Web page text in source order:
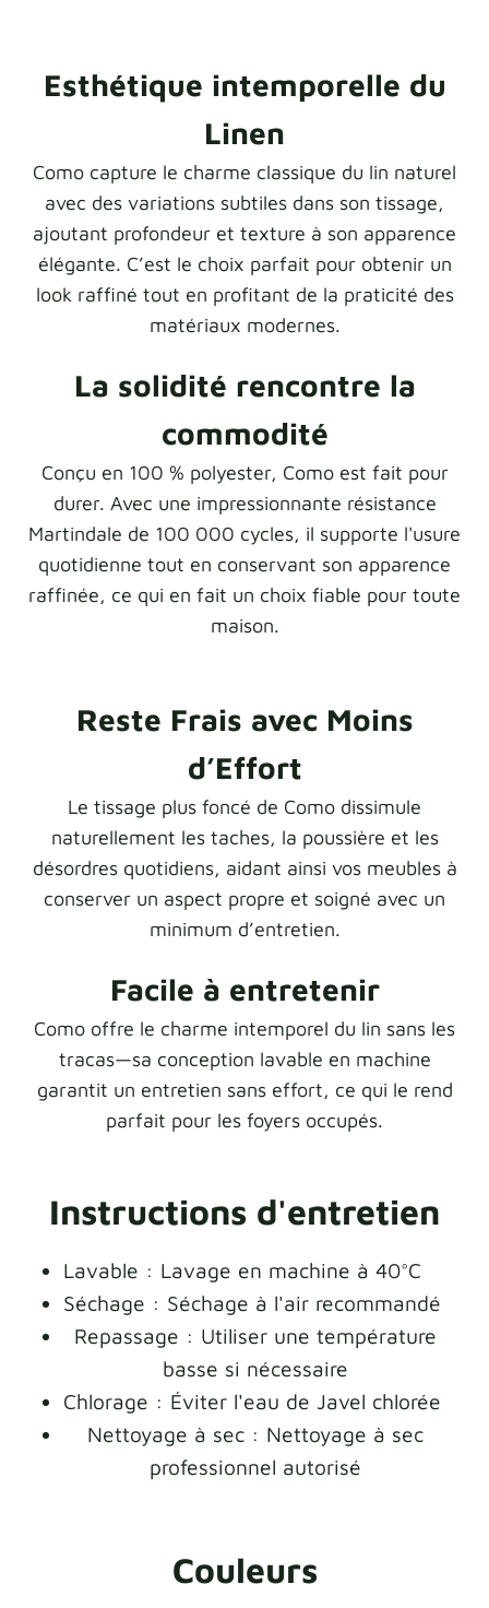
Esthétique intemporelle du
Linen
Como capture le charme classique du lin naturel
avec des variations subtiles dans son tissage,
ajoutant profondeur et texture à son apparence
élégante. C’est le choix parfait pour obtenir un
look raffiné tout en profitant de la praticité des
matériaux modernes.
La solidité rencontre la
commodité
Conçu en 100 % polyester, Como est fait pour
durer. Avec une impressionnante résistance
Martindale de 100 000 cycles, il supporte l'usure
quotidienne tout en conservant son apparence
raffinée, ce qui en fait un choix fiable pour toute
maison.
Reste Frais avec Moins
d’Effort
Le tissage plus foncé de Como dissimule
naturellement les taches, la poussière et les
désordres quotidiens, aidant ainsi vos meubles à
conserver un aspect propre et soigné avec un
minimum d’entretien.
Facile à entretenir
Como offre le charme intemporel du lin sans les
tracas—sa conception lavable en machine
garantit un entretien sans effort, ce qui le rend
parfait pour les foyers occupés.
Instructions d'entretien
Lavable : Lavage en machine à 40°C
Séchage : Séchage à l'air recommandé
Repassage : Utiliser une température
basse si nécessaire
Chlorage : Éviter l'eau de Javel chlorée
Nettoyage à sec : Nettoyage à sec
professionnel autorisé
Couleurs